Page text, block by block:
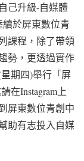
己升級-自媒體
於屏東數位青
課程，除了帶領
勢，更透過實作
期四)舉行「屏
在Instagram上
屏東數位青創中
助有志投入自媒